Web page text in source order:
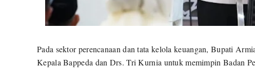
Pada sektor perencanaan dan tata kelola keuangan, Bupati
Kepala Bappeda dan Drs. Tri Kurnia untuk memimpin Badan